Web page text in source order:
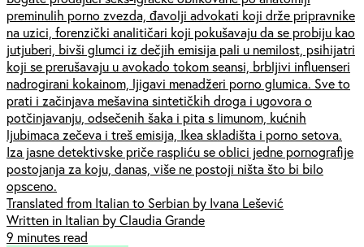
preminulih porno zvezda, đavolji advokati koji drže pripravnike
na uzici, forenzički analitičari koji pokušavaju da se probiju kao
jutjuberi, bivši glumci iz dečjih emisija pali u nemilost, psihijatri
koji se prerušavaju u avokado tokom seansi, brbljivi influenseri
nadrogirani kokainom, ljigavi menadžeri porno glumica. Sve to
prati i začinjava mešavina sintetičkih droga i ugovora o
potčinjavanju, odsečenih šaka i pita s limunom, kućnih
ljubimaca zečeva i treš emisija, Ikea skladišta i porno setova.
Iza jasne detektivske priče raspliću se oblici jedne pornografije
postojanja za koju, danas, više ne postoji ništa što bi bilo
opsceno.
Translated from Italian to Serbian by Ivana Lešević
Written in Italian by Claudia Grande
9 minutes read